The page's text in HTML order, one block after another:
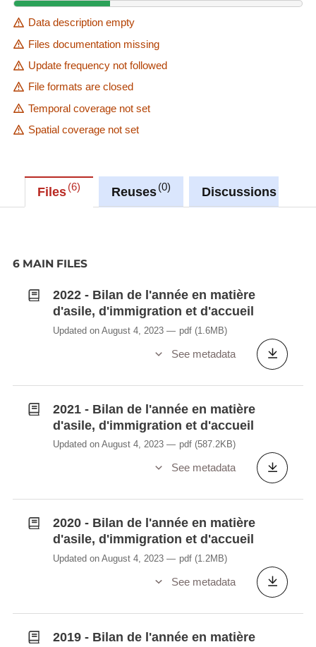
Data description empty
Files documentation missing
Update frequency not followed
File formats are closed
Temporal coverage not set
Spatial coverage not set
Files 6 Reuses 0 Discussions
6 MAIN FILES
2022 - Bilan de l'année en matière
d'asile, d'immigration et d'accueil
Updated on August 4, 2023 pdf (1.6MB)
See metadata
2021 - Bilan de l'année en matière
d'asile, d'immigration et d'accueil
Updated on August 4, 2023 pdf (587.2KB)
See metadata
2020 - Bilan de l'année en matière
d'asile, d'immigration et d'accueil
Updated on August 4, 2023 pdf (1.2MB)
See metadata
2019 - Bilan de l'année en matière